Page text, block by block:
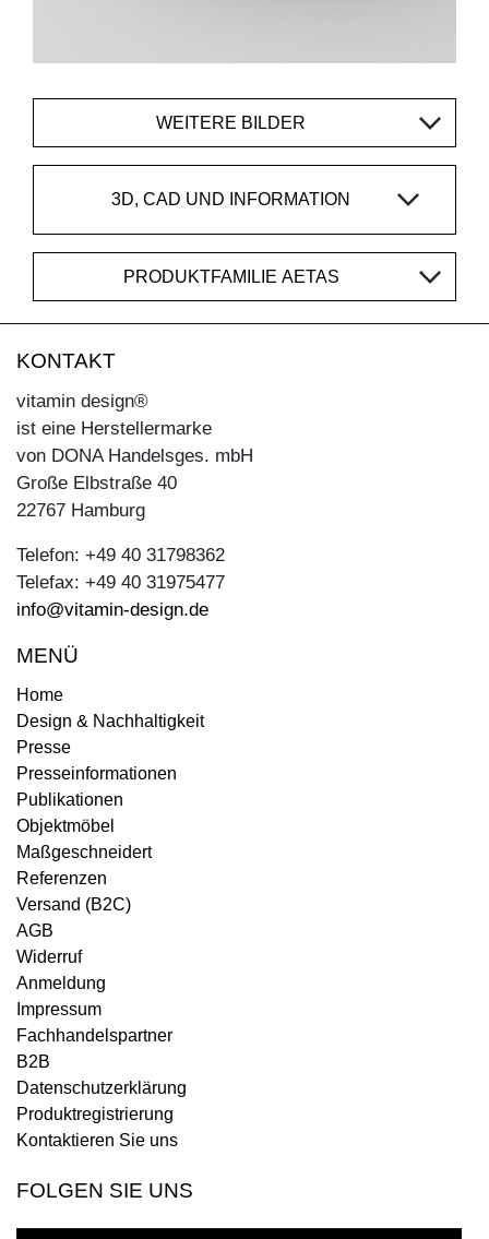
WEITERE BILDER
3D, CAD UND INFORMATION
PRODUKTFAMILIE AETAS
KONTAKT
vitamin design®
ist eine Herstellermarke
von DONA Handelsges. mbH
Große Elbstraße 40
22767 Hamburg
Telefon: +49 40 31798362
Telefax: +49 40 31975477
info@vitamin-design.de
MENÜ
Home
Design & Nachhaltigkeit
Presse
Presseinformationen
Publikationen
Objektmöbel
Maßgeschneidert
Referenzen
Versand (B2C)
AGB
Widerruf
Anmeldung
Impressum
Fachhandelspartner
B2B
Datenschutzerklärung
Produktregistrierung
Kontaktieren Sie uns
FOLGEN SIE UNS